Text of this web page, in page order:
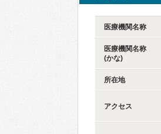
医療機関名称
医療機関名称
(かな)
所在地
アクセス